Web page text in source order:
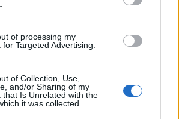
of processing my
Targeted Advertising.
of Collection, Use,
and/or Sharing of my
that Is Unrelated with the
it was collected.
στα social για το θάνατο του
με λύκους - Τι απαντά ο δρ